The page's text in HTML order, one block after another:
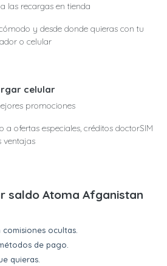
las recargas en tienda
y desde donde quieras con tu
o celular
celular
promociones
a ofertas especiales, créditos doctorSIM
ventajas
saldo Atoma Afganistan
ocultas.
de pago.
quieras.